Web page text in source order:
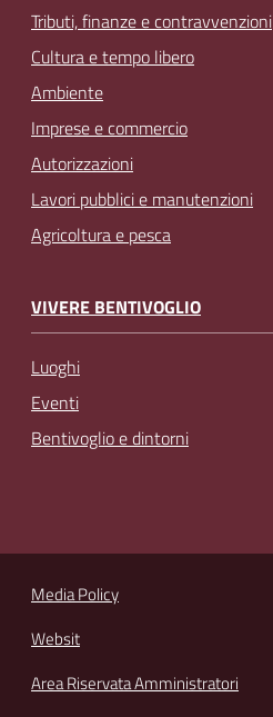
Tributi, finanze e contravvenzioni
Cultura e tempo libero
Ambiente
Imprese e commercio
Autorizzazioni
Lavori pubblici e manutenzioni
Agricoltura e pesca
VIVERE BENTIVOGLIO
Luoghi
Eventi
Bentivoglio e dintorni
Media Policy
Websit
Area Riservata Amministratori